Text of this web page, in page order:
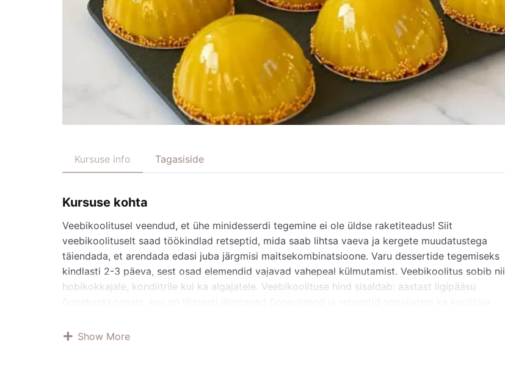
Kursuse info Tagasiside
Kursuse kohta
Veebikoolitusel veendud, et ühe minidesserdi tegemine ei ole üldse raketiteadus! Siit
veebikoolituselt saad töökindlad retseptid, mida saab lihtsa vaeva ja kergete muudatustega
täiendada, et arendada edasi juba järgmisi maitsekombinatsioone. Varu dessertide tegemiseks
kindlasti 2-3 päeva, sest osad elemendid vajavad vahepeal külmutamist. Veebikoolitus sobib nii
hobikokkajale, kondiitrile kui ka algajatele. Veebikoolituse hind sisaldab: aastast ligipääsu
küpsetamine; džemmi keetmine ja külmutamine; liivatainast küpsisepõhja valmistamine; krõbe
Show More